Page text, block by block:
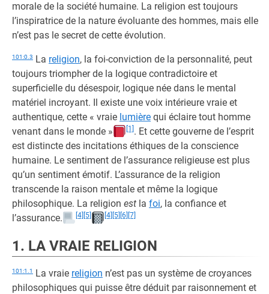
morale de la société humaine. La religion est toujours
l’inspiratrice de la nature évoluante des hommes, mais elle
n’est pas le secret de cette évolution.
101:0.3 La religion, la foi-conviction de la personnalité, peut
toujours triompher de la logique contradictoire et
superficielle du désespoir, logique née dans le mental
matériel incroyant. Il existe une voix intérieure vraie et
authentique, cette « vraie lumière qui éclaire tout homme
venant dans le monde »
[1] . Et cette gouverne de l’esprit
est distincte des incitations éthiques de la conscience
humaine. Le sentiment de l’assurance religieuse est plus
qu’un sentiment émotif. L’assurance de la religion
transcende la raison mentale et même la logique
philosophique. La religion est la foi, la confiance et
l’assurance.
[4] [5] [4] [5] [6] [7]
1. LA VRAIE RELIGION
101:1.1 La vraie religion n’est pas un système de croyances
philosophiques qui puisse être déduit par raisonnement et